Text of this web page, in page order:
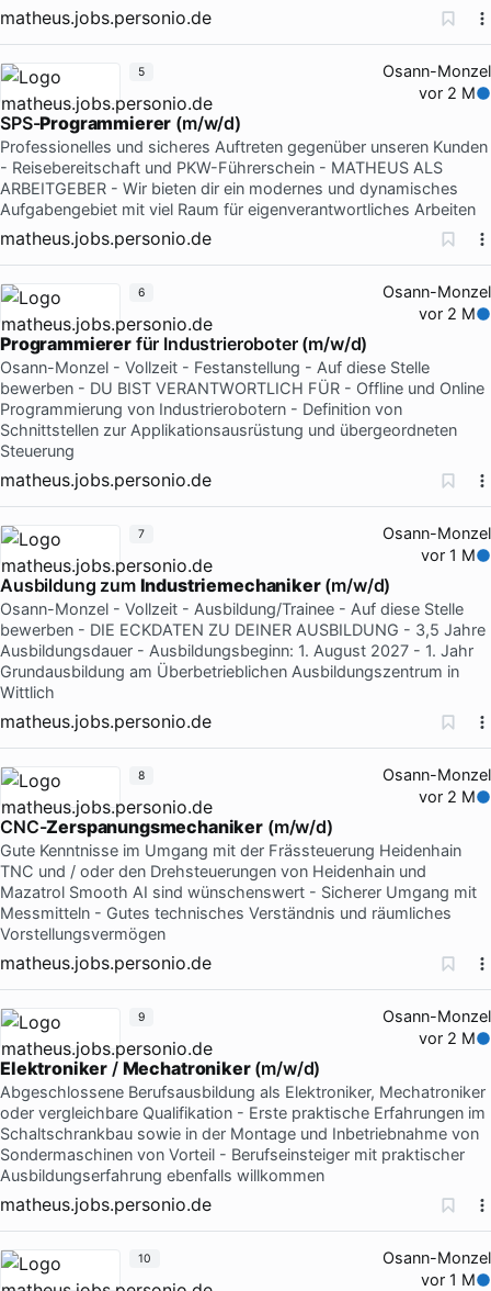
matheus.jobs.personio.de
Osann-Monzel
vor 2 M
SPS-Programmierer (m/w/d)
Professionelles und sicheres Auftreten gegenüber unseren Kunden
- Reisebereitschaft und PKW-Führerschein - MATHEUS ALS
ARBEITGEBER - Wir bieten dir ein modernes und dynamisches
Aufgabengebiet mit viel Raum für eigenverantwortliches Arbeiten
matheus.jobs.personio.de
5
Osann-Monzel
vor 2 M
Programmiererfür Industrieroboter (m/w/d)
Osann-Monzel - Vollzeit - Festanstellung - Auf diese Stelle
bewerben - DU BIST VERANTWORTLICH FÜR - Offline und Online
Programmierung von Industrierobotern - Definition von
Schnittstellen zur Applikationsausrüstung und übergeordneten
Steuerung
matheus.jobs.personio.de
6
Osann-Monzel
vor 1 M
Ausbildung zum Industriemechaniker(m/w/d)
Osann-Monzel - Vollzeit - Ausbildung/Trainee - Auf diese Stelle
bewerben - DIE ECKDATEN ZU DEINER AUSBILDUNG - 3,5 Jahre
Ausbildungsdauer - Ausbildungsbeginn: 1. August 2027 - 1. Jahr
Grundausbildung am Überbetrieblichen Ausbildungszentrum in
Wittlich
matheus.jobs.personio.de
7
Osann-Monzel
vor 2 M
CNC-Zerspanungsmechaniker (m/w/d)
Gute Kenntnisse im Umgang mit der Frässteuerung Heidenhain
TNC und / oder den Drehsteuerungen von Heidenhain und
Mazatrol Smooth AI sind wünschenswert - Sicherer Umgang mit
Messmitteln - Gutes technisches Verständnis und räumliches
Vorstellungsvermögen
matheus.jobs.personio.de
8
Osann-Monzel
vor 2 M
Elektroniker / Mechatroniker(m/w/d)
Abgeschlossene Berufsausbildung als Elektroniker, Mechatroniker
oder vergleichbare Qualifikation - Erste praktische Erfahrungen im
Schaltschrankbau sowie in der Montage und Inbetriebnahme von
Sondermaschinen von Vorteil - Berufseinsteiger mit praktischer
Ausbildungserfahrung ebenfalls willkommen
matheus.jobs.personio.de
9
Osann-Monzel
vor 1 M
10